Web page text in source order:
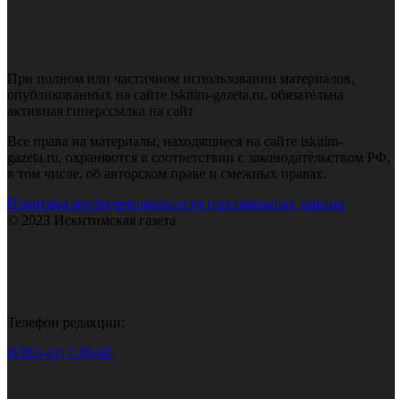
При полном или частичном использовании материалов,
опубликованных на сайте iskitim-gazeta.ru, обязательна
активная гиперссылка на сайт
Все права на материалы, находящиеся на сайте iskitim-
gazeta.ru, охраняются в соответствии с законодательством РФ,
в том числе, об авторском праве и смежных правах.
Политика конфиденциальности персональных данных
© 2023 Искитимская газета
Телефон редакции:
8(383-43) 7-90-60